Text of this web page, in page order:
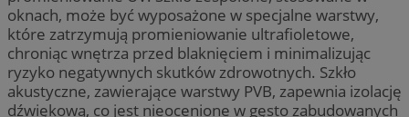
oknach, może być wyposażone w specjalne warstwy,
które zatrzymują promieniowanie ultrafioletowe,
chroniąc wnętrza przed blaknięciem i minimalizując
ryzyko negatywnych skutków zdrowotnych. Szkło
akustyczne, zawierające warstwy PVB, zapewnia izolację
dźwiękową, co jest nieocenione w gęsto zabudowanych